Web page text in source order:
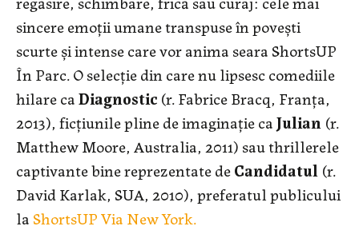
sincere emoții umane transpuse în povești
scurte și intense care vor anima seara ShortsUP
În Parc. O selecție din care nu lipsesc comediile
hilare caDiagnostic (r. Fabrice Bracq, Franța,
2013), ficțiunile pline de imaginație caJulian (r.
Matthew Moore, Australia, 2011) sau thrillerele
captivante bine reprezentate deCandidatul (r.
David Karlak, SUA, 2010), preferatul publicului
la ShortsUP Via New York.